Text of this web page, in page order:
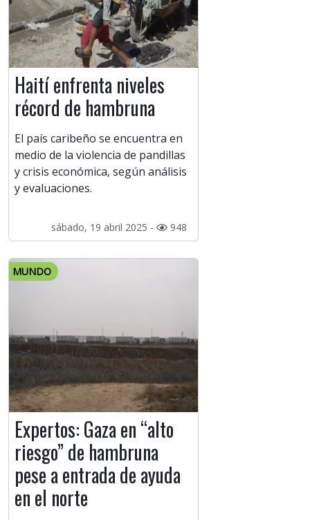
Haití enfrenta niveles
récord de hambruna
El país caribeño se encuentra en
medio de la violencia de pandillas
y crisis económica, según análisis
y evaluaciones.
sábado, 19 abril 2025 - 948
MUNDO
Expertos: Gaza en “alto
riesgo” de hambruna
pese a entrada de ayuda
en el norte